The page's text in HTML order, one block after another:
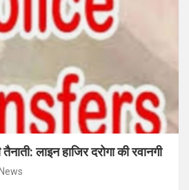
लाइन हाजिर दरोगा की रवानगी